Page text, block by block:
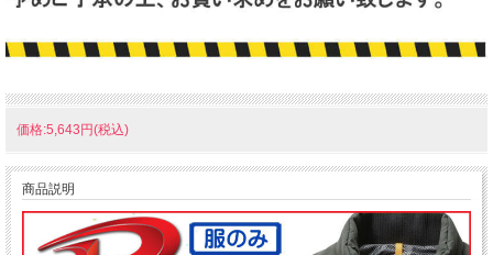
価格:5,643円(税込)
商品説明